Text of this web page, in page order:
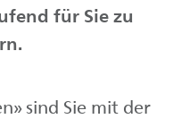
für Sie zu
sind Sie mit der